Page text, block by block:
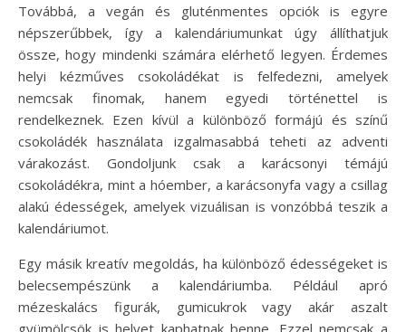
Továbbá, a vegán és gluténmentes opciók is egyre
népszerűbbek, így a kalendáriumunkat úgy állíthatjuk
össze, hogy mindenki számára elérhető legyen. Érdemes
helyi kézműves csokoládékat is felfedezni, amelyek
nemcsak finomak, hanem egyedi történettel is
rendelkeznek. Ezen kívül a különböző formájú és színű
csokoládék használata izgalmasabbá teheti az adventi
várakozást. Gondoljunk csak a karácsonyi témájú
csokoládékra, mint a hóember, a karácsonyfa vagy a csillag
alakú édességek, amelyek vizuálisan is vonzóbbá teszik a
kalendáriumot.
Egy másik kreatív megoldás, ha különböző édességeket is
belecsempészünk a kalendáriumba. Például apró
mézeskalács figurák, gumicukrok vagy akár aszalt
gyümölcsök is helyet kaphatnak benne. Ezzel nemcsak a